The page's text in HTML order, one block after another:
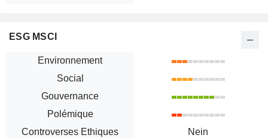
ESG MSCI
Environnement
Social
Gouvernance
Polémique
Controverses Ethiques
Nein